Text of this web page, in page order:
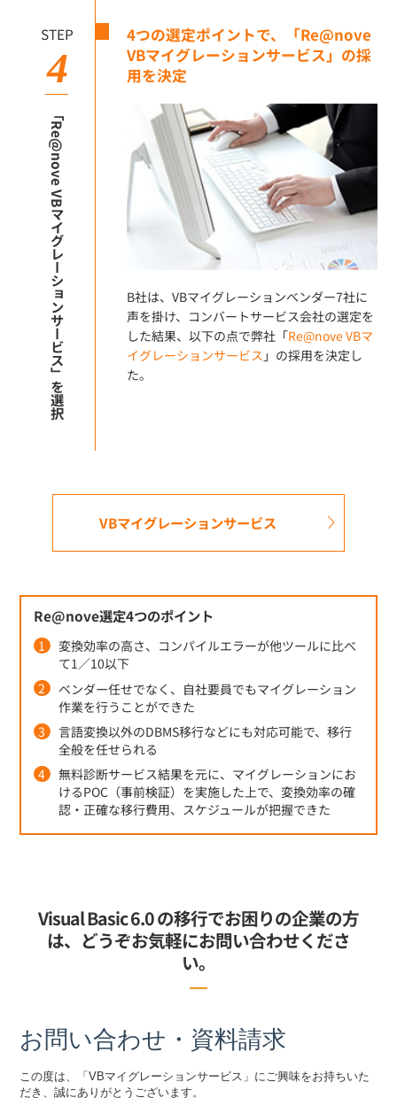
STEP
4
「Re@nove VBマイグレーションサービス」を選択
4つの選定ポイントで、「Re@nove
VBマイグレーションサービス」の採
用を決定
B社は、VBマイグレーションベンダー7社に
声を掛け、コンバートサービス会社の選定を
した結果、以下の点で弊社「Re@nove VBマ
イグレーションサービス 」の採用を決定し
た。
VBマイグレーションサービス
Re@nove選定4つのポイント
変換効率の高さ、コンパイルエラーが他ツールに比べ
て1／10以下
ベンダー任せでなく、自社要員でもマイグレーション
作業を行うことができた
言語変換以外のDBMS移行などにも対応可能で、移行
全般を任せられる
無料診断サービス結果を元に、マイグレーションにお
けるPOC（事前検証）を実施した上で、変換効率の確
認・正確な移行費用、スケジュールが把握できた
Visual Basic 6.0 の移行でお困りの企業の方
は、 どうぞお気軽にお問い合わせくださ
い。